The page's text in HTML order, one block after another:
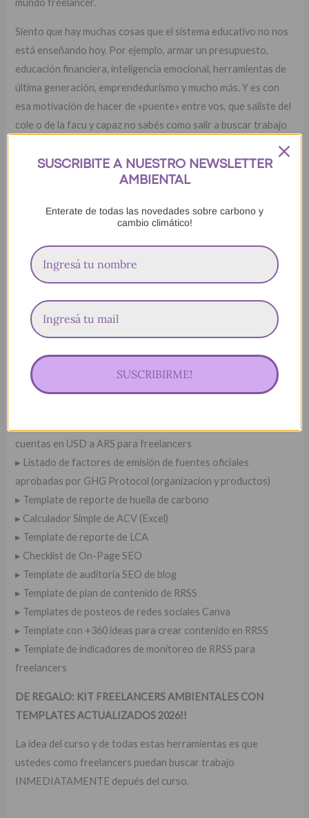
mundo freelancer.
Siento que hay muchas cosas que el sistema educativo no nos
está enseñando hoy. Por ejemplo, armar un presupuesto,
educación financiera, inteligencia emocional, herramientas de
última generación, emprendedurismo y mucho más. Y es con
esa motivación de hacer de «puente» entre vos, que saliste del
cole o de la facu y capaz no sabés como salir a buscar trabajo
dentro de su proyecto a alguien como vos, que diseñé este
En este curso para ser freelancer no solamente van a poder
estar de forma sincrónica, en vivo, streaming, charlando y
escuchando las clases, sino que también preparé un serie de
+17 templates que se van a llevar al finalizar el curso.
▸ Template de presupuesto para freelancers
▸ Template de masterplan de proyectos
▸ Presupuesto ejemplo de cálculo dehuella de carbono
▸ Calculador Simple de huella de carbono organizacional
cuentas en USD a ARS para freelancers
▸ Listado de factores de emisión de fuentes oficiales
aprobadas por GHG Protocol (organizacion y productos)
▸ Template de reporte de huella de carbono
▸ Calculador Simple de ACV (Excel)
▸ Template de reporte de LCA
▸ Checklist de On-Page SEO
▸ Template de auditoría SEO de blog
▸ Template de plan de contenido de RRSS
▸ Templates de posteos de redes sociales Canva
▸ Template con +360 ideas para crear contenido en RRSS
▸ Template de indicadores de monitoreo de RRSS para
freelancers
DE REGALO: KIT FREELANCERS AMBIENTALES CON
TEMPLATES ACTUALIZADOS 2026!!
La idea del curso y de todas estas herramientas es que
ustedes como freelancers puedan buscar trabajo
INMEDIATAMENTE depués del curso.
SUSCRIBITE A NUESTRO NEWSLETTER
AMBIENTAL
Enterate de todas las novedades sobre carbono y
cambio climático!
SUSCRIBIRME!